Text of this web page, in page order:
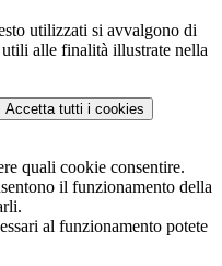
utilizzati si avvalgono di
alle finalità illustrate nella
Accetta tutti i cookies
quali cookie consentire.
il funzionamento della
al funzionamento potete